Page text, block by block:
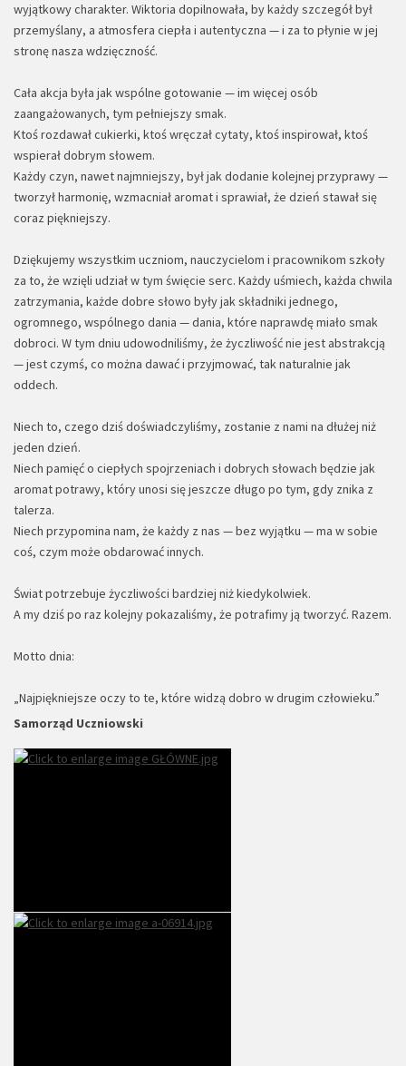
wyjątkowy charakter. Wiktoria dopilnowała, by każdy szczegół był
przemyślany, a atmosfera ciepła i autentyczna — i za to płynie w jej
stronę nasza wdzięczność.
Cała akcja była jak wspólne gotowanie — im więcej osób
zaangażowanych, tym pełniejszy smak.
Ktoś rozdawał cukierki, ktoś wręczał cytaty, ktoś inspirował, ktoś
wspierał dobrym słowem.
Każdy czyn, nawet najmniejszy, był jak dodanie kolejnej przyprawy —
tworzył harmonię, wzmacniał aromat i sprawiał, że dzień stawał się
coraz piękniejszy.
Dziękujemy wszystkim uczniom, nauczycielom i pracownikom szkoły
za to, że wzięli udział w tym święcie serc. Każdy uśmiech, każda chwila
zatrzymania, każde dobre słowo były jak składniki jednego,
ogromnego, wspólnego dania — dania, które naprawdę miało smak
dobroci. W tym dniu udowodniliśmy, że życzliwość nie jest abstrakcją
— jest czymś, co można dawać i przyjmować, tak naturalnie jak
oddech.
Niech to, czego dziś doświadczyliśmy, zostanie z nami na dłużej niż
jeden dzień.
Niech pamięć o ciepłych spojrzeniach i dobrych słowach będzie jak
aromat potrawy, który unosi się jeszcze długo po tym, gdy znika z
talerza.
Niech przypomina nam, że każdy z nas — bez wyjątku — ma w sobie
coś, czym może obdarować innych.
Świat potrzebuje życzliwości bardziej niż kiedykolwiek.
A my dziś po raz kolejny pokazaliśmy, że potrafimy ją tworzyć. Razem.
Motto dnia:
„Najpiękniejsze oczy to te, które widzą dobro w drugim człowieku.”
Samorząd Uczniowski